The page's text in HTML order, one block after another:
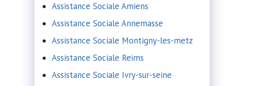
Assistance Sociale Amiens
Assistance Sociale Annemasse
Assistance Sociale Montigny-les-metz
Assistance Sociale Reims
Assistance Sociale Ivry-sur-seine